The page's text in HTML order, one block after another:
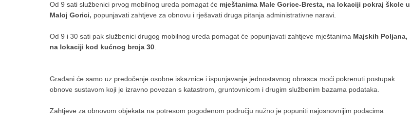
Od 9 sati službenici prvog mobilnog ureda pomagat će mještanima Male Gorice-Bresta, na lokaciji pokraj škole u
Maloj Gorici, popunjavati zahtjeve za obnovu i rješavati druga pitanja administrativne naravi.
Od 9 i 30 sati pak službenici drugog mobilnog ureda pomagat će popunjavati zahtjeve mještanima Majskih Poljana,
na lokaciji kod kućnog broja 30
Građani će samo uz predočenje osobne iskaznice i ispunjavanje jednostavnog obrasca moći pokrenuti postupak
obnove sustavom koji je izravno povezan s katastrom, gruntovnicom i drugim službenim bazama podataka.
Zahtjeve za obnovom objekata na potresom pogođenom području nužno je popuniti najosnovnijim podacima